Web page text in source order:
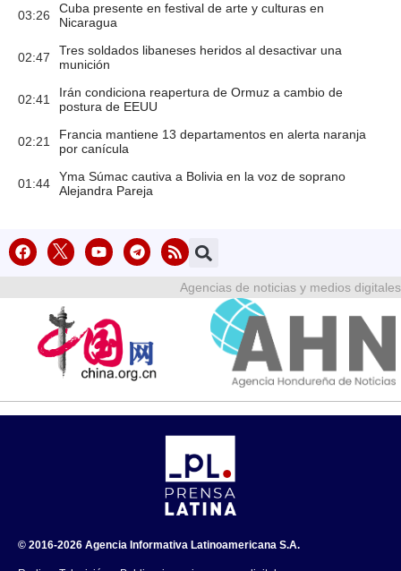
03:26
Cuba presente en festival de arte y culturas en
Nicaragua
02:47
Tres soldados libaneses heridos al desactivar una
munición
02:41
Irán condiciona reapertura de Ormuz a cambio de
postura de EEUU
02:21
Francia mantiene 13 departamentos en alerta naranja
por canícula
01:44
Yma Súmac cautiva a Bolivia en la voz de soprano
Alejandra Pareja
Agencias de noticias y medios digitales
© 2016-2026 Agencia Informativa Latinoamericana S.A.